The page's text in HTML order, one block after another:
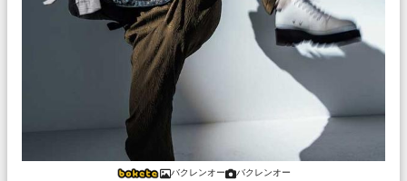
バクレンオー バクレンオー